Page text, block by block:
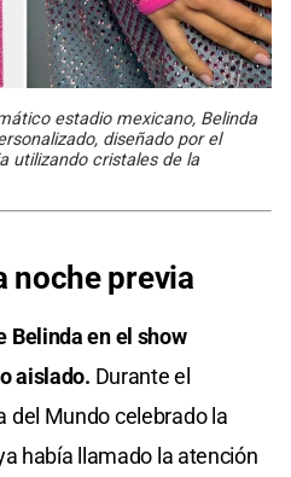
estadio mexicano, Belinda
diseñado por el
utilizando cristales de la
noche previa
Belinda en el show
aislado. Durante el
del Mundo celebrado la
había llamado la atención